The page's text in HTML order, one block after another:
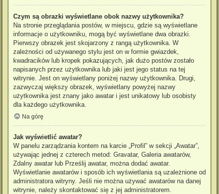
Czym są obrazki wyświetlane obok nazwy użytkownika?
Na stronie przeglądania postów, w miejscu, gdzie są wyświetlane
informacje o użytkowniku, mogą być wyświetlane dwa obrazki.
Pierwszy obrazek jest skojarzony z rangą użytkownika. W
zależności od używanego stylu jest on w formie gwiazdek,
kwadracików lub kropek pokazujących, jak dużo postów zostało
napisanych przez użytkownika lub jaki jest jego status na tej
witrynie. Jest on wyświetlany poniżej nazwy użytkownika. Drugi,
zazwyczaj większy obrazek, wyświetlany powyżej nazwy
użytkownika jest znany jako awatar i jest unikatowy lub osobisty
dla każdego użytkownika.
Na górę
Jak wyświetlić awatar?
W panelu zarządzania kontem na karcie „Profil” w sekcji „Awatar”,
używając jednej z czterech metod: Gravatar, Galeria awatarów,
Zdalny awatar lub Prześlij awatar, można dodać awatar.
Wyświetlanie awatarów i sposób ich wyświetlania są uzależnione od
administratora witryny. Jeśli nie można używać awatarów na danej
witrynie, należy skontaktować się z jej administratorem.